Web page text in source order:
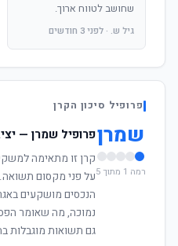
שחושב לטווח ארוך.
גיל ש. · לפני 3 חודשים
פרופיל סיכון הקרן
שמרן
רמה 1 מתוך 5
פרופיל שמרן —
קרן זו מתאימה
על פני מקסום
הנכסים מושקעים
נמוכה, מה שאומר
גם תשואות מוגבלות